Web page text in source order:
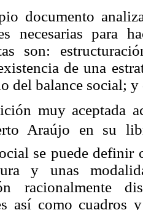
documento
necesarias para
son:
de una
del balance social;
muy aceptada
Araújo en su
se puede definir
y unas
racionalmente
así como cuadros